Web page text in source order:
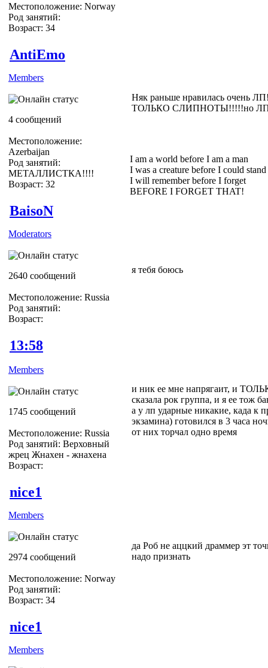
Местоположение: Norway
Род занятий:
Возраст: 34
AntiEmo
Members
4 сообщений
Местоположение:
Azerbaijan
Род занятий:
МЕТАЛЛИСТКА!!!!
Возраст: 32
Няк раньше нравилась очень
ТОЛЬКО СЛИПНОТЫ!!!!!но ЛП
I am a world before I am a man
I was a creature before I could stand
I will remember before I forget
BEFORE I FORGET THAT!
BaisoN
Moderators
2640 сообщений
Местоположение: Russia
Род занятий:
Возраст:
я тебя боюсь
13:58
Members
1745 сообщений
Местоположение: Russia
Род занятий: Верховный
жрец Жнахен - жнахена
Возраст:
и ник ее мне напрягаит, и
сказала рок группа, и я ее тож
а у лп ударные никакие, када к
экзамина) готовился в 3 часа
от них торчал одно время
nice1
Members
2974 сообщений
Местоположение: Norway
Род занятий:
Возраст: 34
да Роб не аццкий драммер эт
надо признать
nice1
Members